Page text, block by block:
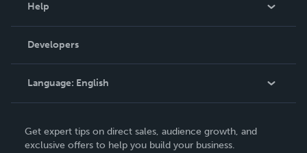
Podcast
Help
Order Lookup
Knowledge Base
Contact Support
Developers
Language: English
Deutsch
Get expert tips on direct sales, audience growth, and
exclusive offers to help you build your business.